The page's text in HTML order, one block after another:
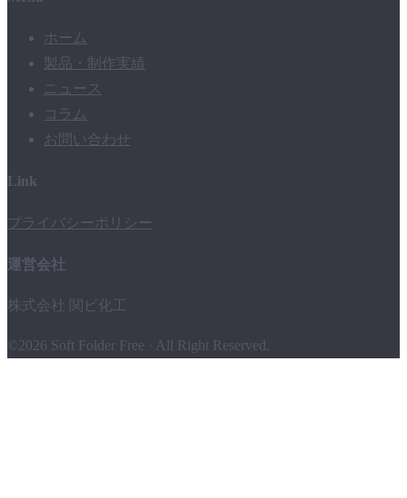
ホーム
製品・制作実績
ニュース
コラム
お問い合わせ
Link
プライバシーポリシー
運営会社
株式会社 関ビ化工
©2026 Soft Folder Free · All Right Reserved.